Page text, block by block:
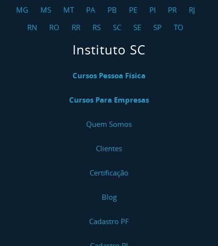
MG
MS MT PA PB PE PI PR
RJ
RN
RO RR RS SC SE SP TO
Instituto SC
Cursos Pessoa Física
Cursos Para Empresas
Quem Somos
Clientes
Certificação
Blog
Cadastro PF